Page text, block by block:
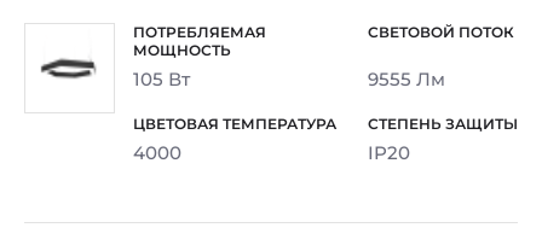
105 Вт 9555 Лм
4000 IP20